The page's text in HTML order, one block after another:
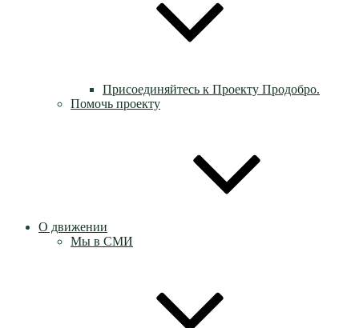
Присоединяйтесь к Проекту Продобро.
Помочь проекту
О движении
Мы в СМИ